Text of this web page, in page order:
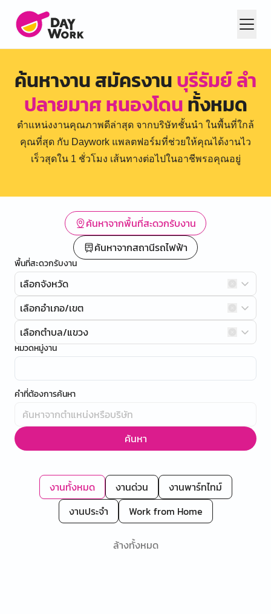
ค้นหางาน สมัครงานบุรีรัมย์ ลำ
ปลายมาศ หนองโดนทั้งหมด
ตำแหน่งงานคุณภาพดีล่าสุด จากบริษัทชั้นนำ ในพื้นที่ใกล้
คุณที่สุด กับ Daywork แพลตฟอร์มที่ช่วยให้คุณได้งานไว
เร็วสุดใน 1 ชั่วโมง เส้นทางต่อไปในอาชีพรอคุณอยู่
ค้นหาจากพื้นที่สะดวกรับงาน
ค้นหาจากสถานีรถไฟฟ้า
พื้นที่สะดวกรับงาน
เลือกจังหวัด
เลือกอำเภอ/เขต
เลือกตำบล/แขวง
หมวดหมู่งาน
คำที่ต้องการค้นหา
ค้นหา
งานทั้งหมด งานด่วน
งานพาร์ทไทม์
งานประจำ
Work from Home
ล้างทั้งหมด